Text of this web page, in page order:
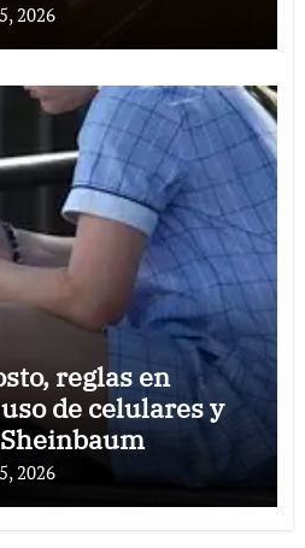
2026
reglas en
de celulares y
2026